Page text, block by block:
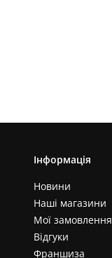
Інформація
Новини
Наші магазини
Мої замовлення
Відгуки
Франшиза